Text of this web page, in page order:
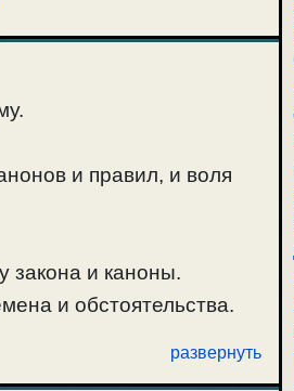
и правил, и воля
закона и каноны.
и обстоятельства.
#обстоятельства
развернуть